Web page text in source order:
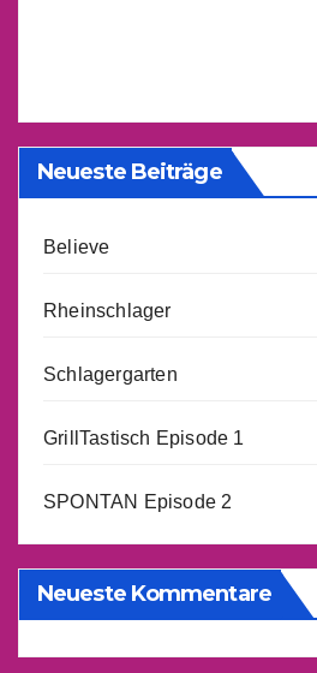
Neueste Beiträge
Believe
Rheinschlager
Schlagergarten
GrillTastisch Episode 1
SPONTAN Episode 2
Neueste Kommentare